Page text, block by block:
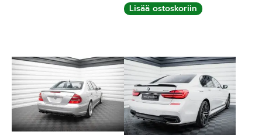
Lisää ostoskoriin